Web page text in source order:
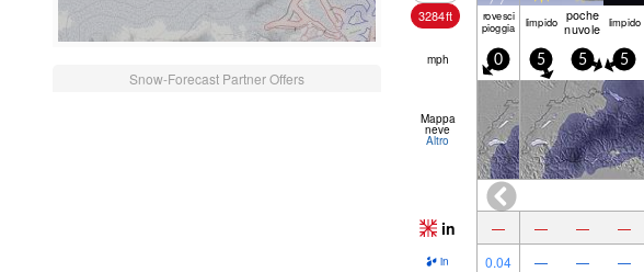
Snow-Forecast Partner Offers
3284ft rovesci
pioggia limp­ido poche
nuvole limp­ido
mph 0 5 5 5
Mappa
neve
Altro
in — — — —
in 0.04 — — —